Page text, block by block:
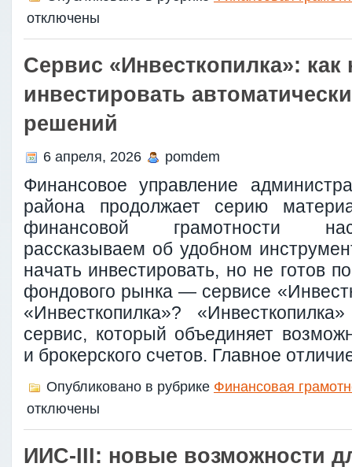
отключены
Сервис «Инвесткопилка»: как
инвестировать
решений
6 апреля, 2026 pomdem
Финансовое управление
района продолжает серию
финансовой грамотности
рассказываем об удобном
начать инвестировать, но не готов
фондового рынка — сервисе
«Инвесткопилка»?
сервис, который объединяет
и брокерского счетов. Главное
Опубликовано в рубрике Финансовая
отключены
ИИС-III: новые возможности